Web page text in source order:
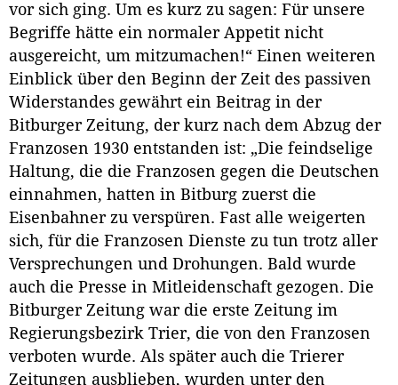
vor sich ging. Um es kurz zu sagen: Für unsere
Begriffe hätte ein normaler Appetit nicht
ausgereicht, um mitzumachen!“ Einen weiteren
Einblick über den Beginn der Zeit des passiven
Widerstandes gewährt ein Beitrag in der
Bitburger Zeitung, der kurz nach dem Abzug der
Franzosen 1930 entstanden ist: „Die feindselige
Haltung, die die Franzosen gegen die Deutschen
einnahmen, hatten in Bitburg zuerst die
Eisenbahner zu verspüren. Fast alle weigerten
sich, für die Franzosen Dienste zu tun trotz aller
Versprechungen und Drohungen. Bald wurde
auch die Presse in Mitleidenschaft gezogen. Die
Bitburger Zeitung war die erste Zeitung im
Regierungsbezirk Trier, die von den Franzosen
verboten wurde. Als später auch die Trierer
Zeitungen ausblieben, wurden unter den